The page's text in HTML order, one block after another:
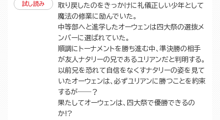
試し読み
取り戻したのをきっかけに礼儀正しい少年として
魔法の修業に励んでいた。
中等部へと進学したオーウェンは四大祭の選抜メ
ンバーに選ばれていた。
順調にトーナメントを勝ち進む中、準決勝の相手
が友人ナタリーの兄であるユリアンだと判明する。
以前兄を恐れて自信をなくすナタリーの姿を見て
いたオーウェンは、必ずユリアンに勝つことを約束
するが――？
果たしてオーウェンは、四大祭で優勝できるの
か!?